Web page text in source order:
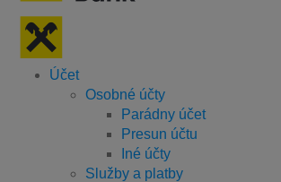
Účet
Osobné účty
Parádny účet
Presun účtu
Iné účty
Služby a platby